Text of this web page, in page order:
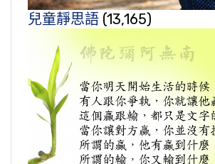
兒童靜思語 (13,165)